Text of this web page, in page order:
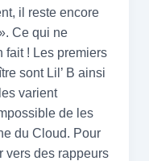
il reste encore
Ce qui ne
fait ! Les premiers
sont Lil’ B ainsi
varient
de les
du Cloud. Pour
vers des rappeurs